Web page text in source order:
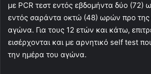
με PCR τεστ εντός εβδομήντα δύο
εντός σαράντα οκτώ (48) ωρών προ της
αγώνα. Για τους 12 ετών και κάτω,
εισέρχονται και με αρνητικό self test
την ημέρα του αγώνα.